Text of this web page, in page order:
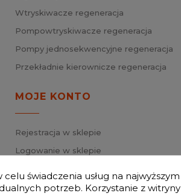
Wtryskiwacze regeneracja
Pompowtryskiwacze regeneracja
Pompy jednosekwencyjne regeneracja
Przekładnie kierownicze regeneracja
MOJE KONTO
Rejestracja w sklepie
Logowanie w sklepie
Status zamówienia
świadczenia usług na najwyższym
potrzeb. Korzystanie z witryny